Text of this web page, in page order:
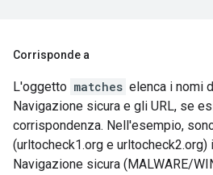
Corrisponde a
L'oggetto matches elenca i nomi
Navigazione sicura e gli URL, se
corrispondenza. Nell'esempio,
(urltocheck1.org e
Navigazione sicura (MALWARE/